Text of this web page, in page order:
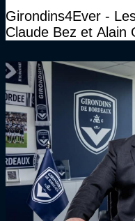
Girondins4Ever -
Claude Bez et Alain